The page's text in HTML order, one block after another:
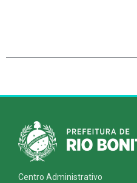
Centro Administrativo